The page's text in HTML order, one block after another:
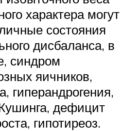
характера могут
состояния
дисбаланса, в
синдром
яичников,
гиперандрогения,
дефицит
гипотиреоз.